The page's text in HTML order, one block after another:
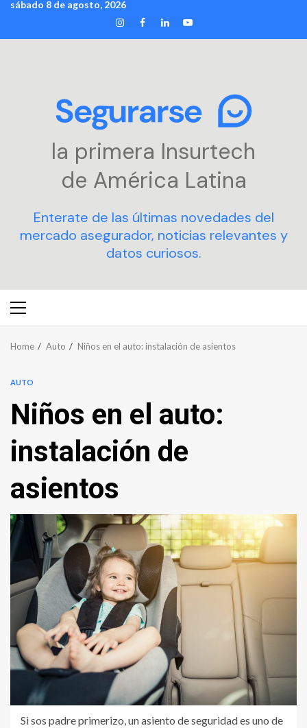
Skip
content
sábado 8 de agosto, 2026
INSTAGRAM
FACEBOOK
LINKEDIN
YOUTUBE
la primera Insurtech
de América Latina
Enterate de las últimas novedades del
mercado asegurador, noticias relevantes y
datos curiosos.
Primary
Home Auto Niños en el auto: instalación de asientos
AUTO
Niños en el auto:
instalación de
asientos
Si sos padre primerizo, un asiento de seguridad es uno de